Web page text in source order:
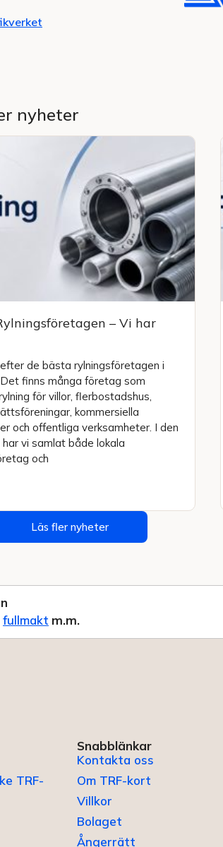
nyheter
– Vi har
de bästa rylningsföretagen i
finns många företag som
för villor, flerbostadshus,
kommersiella
och offentliga verksamheter. I den
vi samlat både lokala
och
Läs fler nyheter
fullmakt m.m.
TRF-
Snabblänkar
Kontakta oss
Om TRF-kort
Villkor
Bolaget
Ångerrätt